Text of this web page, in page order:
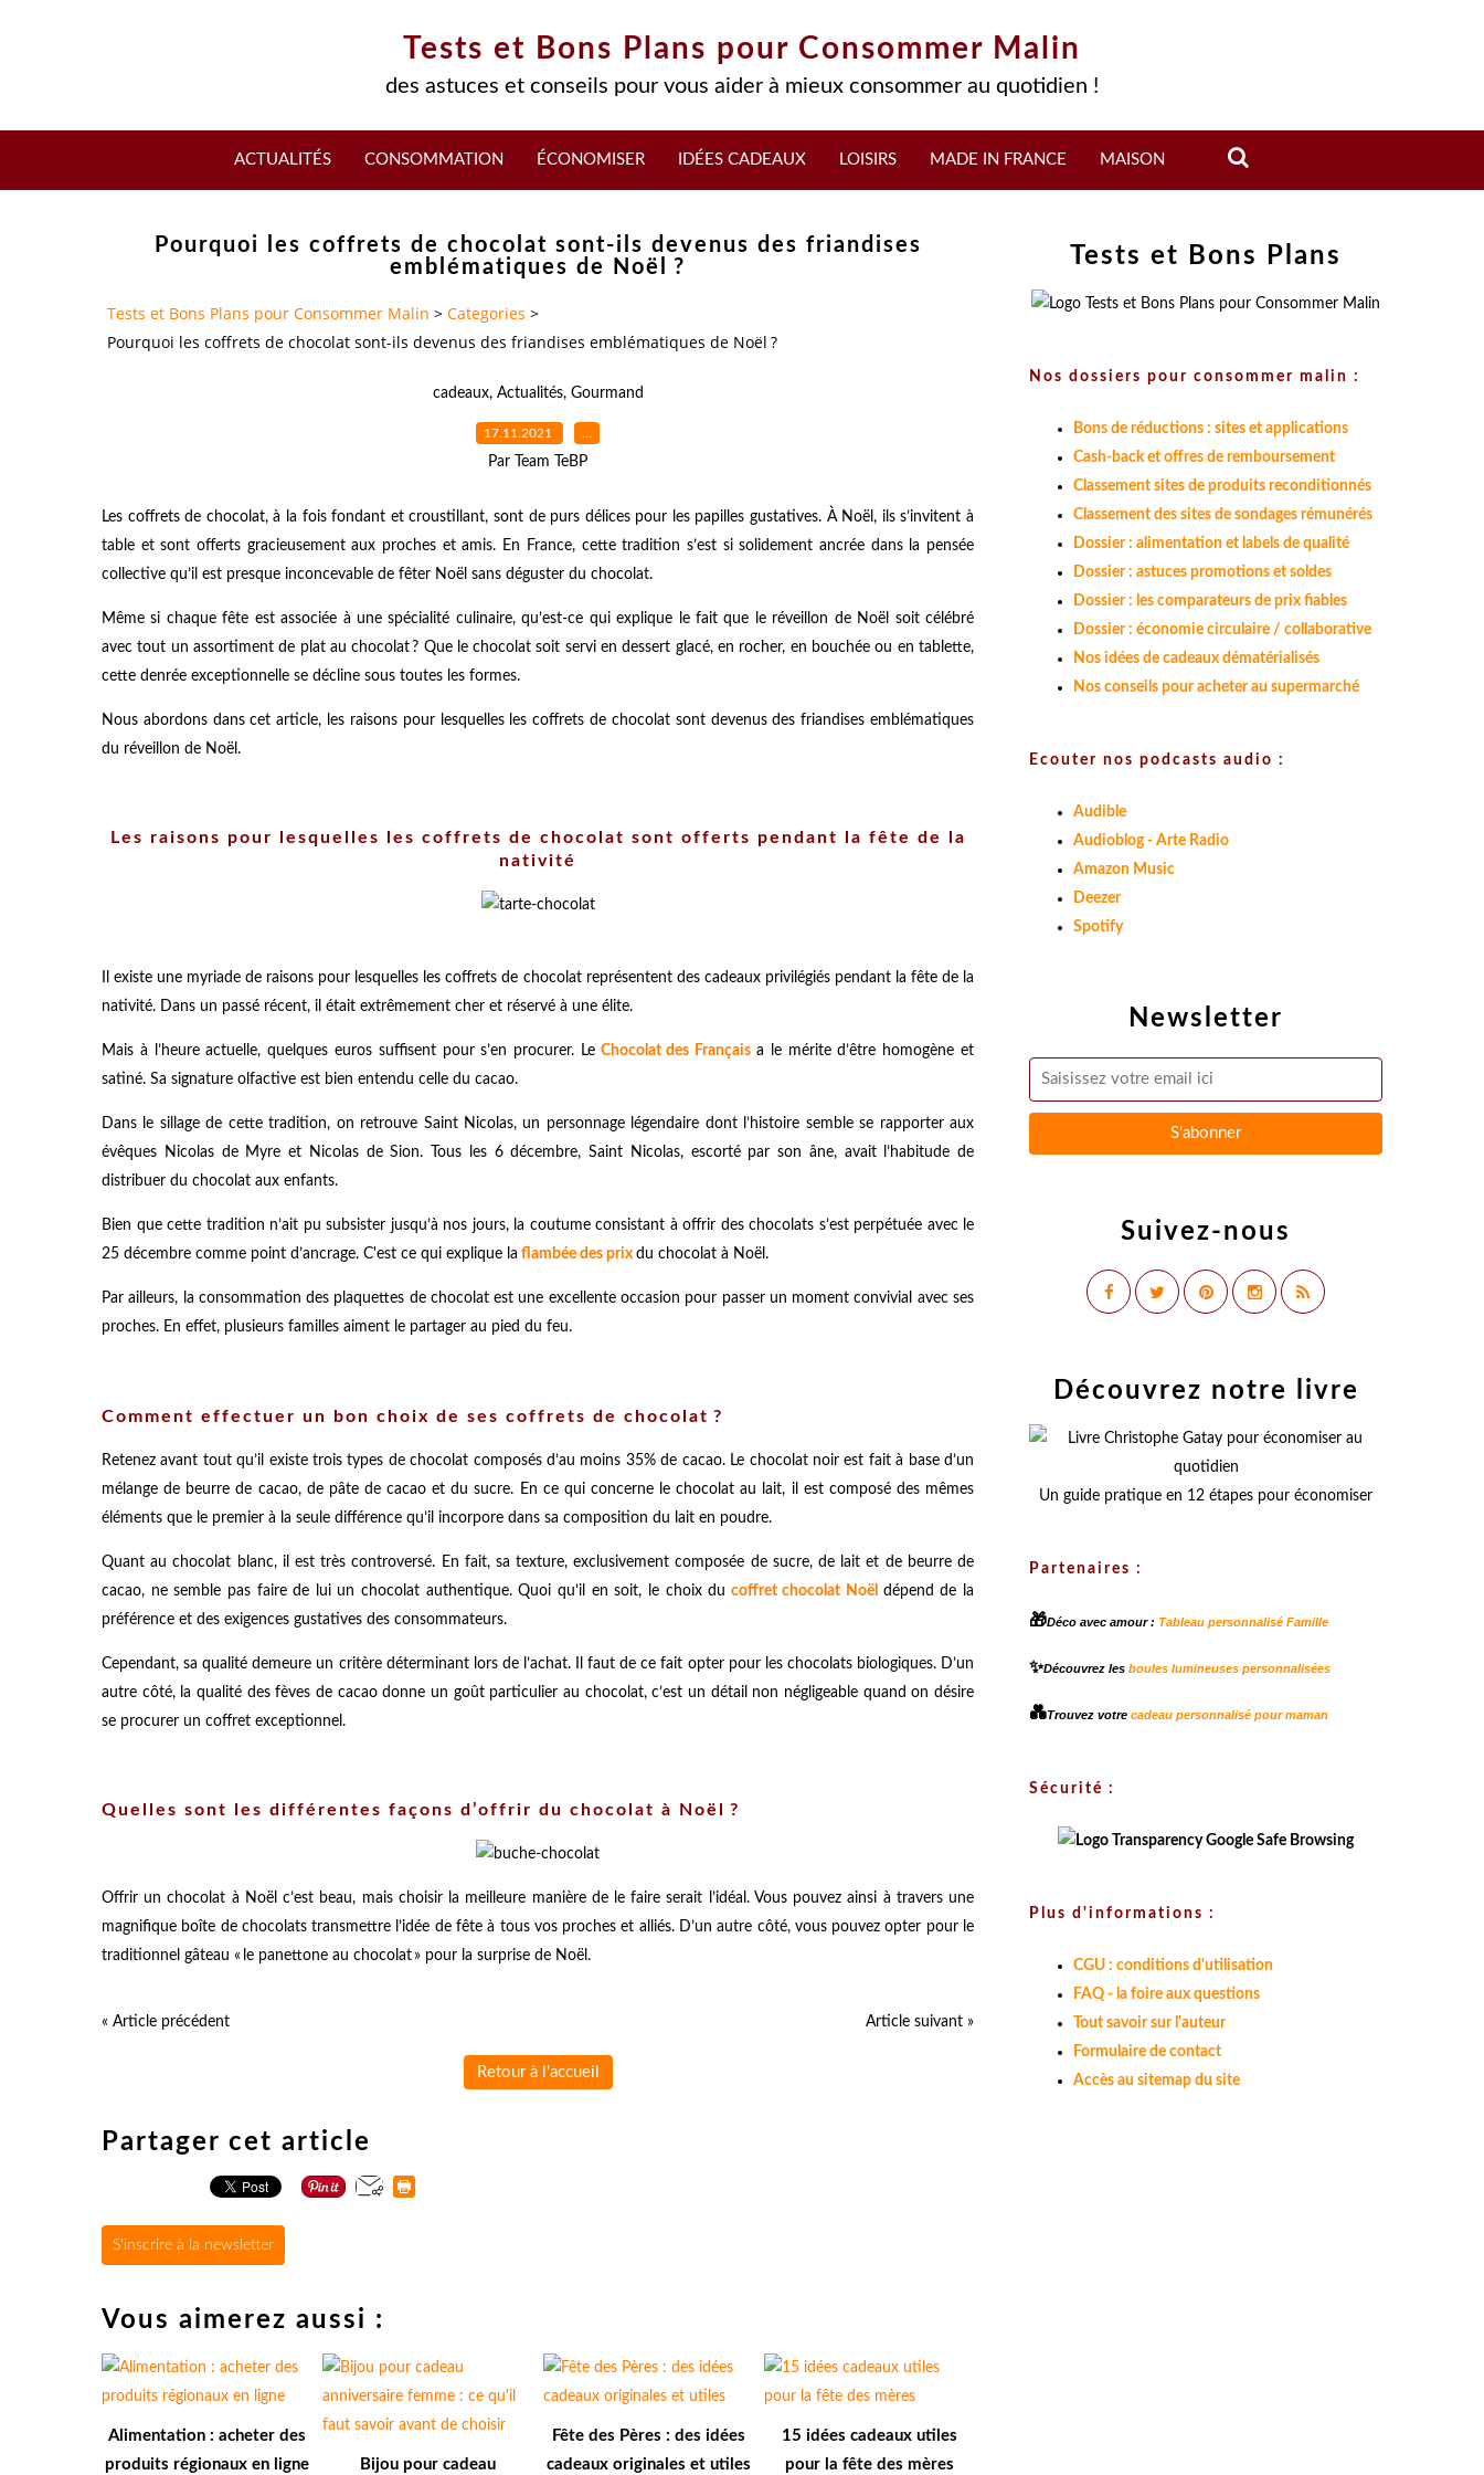
Tests et Bons Plans pour Consommer Malin
des astuces et conseils pour vous aider à mieux consommer au quotidien !
ACTUALITÉS CONSOMMATION ÉCONOMISER IDÉES CADEAUX LOISIRS MADE IN FRANCE MAISON
Pourquoi les coffrets de chocolat sont-ils devenus des friandises
emblématiques de Noël ?
Tests et Bons Plans pour Consommer Malin > Categories >
Pourquoi les coffrets de chocolat sont-ils devenus des friandises emblématiques de Noël ?
cadeaux, Actualités, Gourmand
17.11.2021 …
Par Team TeBP
Les coffrets de chocolat, à la fois fondant et croustillant, sont de purs délices pour les papilles gustatives. À Noël, ils s’invitent à
table et sont offerts gracieusement aux proches et amis. En France, cette tradition s’est si solidement ancrée dans la pensée
collective qu’il est presque inconcevable de fêter Noël sans déguster du chocolat.
Même si chaque fête est associée à une spécialité culinaire, qu’est-ce qui explique le fait que le réveillon de Noël soit célébré
avec tout un assortiment de plat au chocolat ? Que le chocolat soit servi en dessert glacé, en rocher, en bouchée ou en tablette,
cette denrée exceptionnelle se décline sous toutes les formes.
Nous abordons dans cet article, les raisons pour lesquelles les coffrets de chocolat sont devenus des friandises emblématiques
du réveillon de Noël.
Les raisons pour lesquelles les coffrets de chocolat sont offerts pendant la fête de la
nativité
Il existe une myriade de raisons pour lesquelles les coffrets de chocolat représentent des cadeaux privilégiés pendant la fête de la
nativité. Dans un passé récent, il était extrêmement cher et réservé à une élite.
Mais à l’heure actuelle, quelques euros suffisent pour s’en procurer. Le Chocolat des Français a le mérite d’être homogène et
satiné. Sa signature olfactive est bien entendu celle du cacao.
Dans le sillage de cette tradition, on retrouve Saint Nicolas, un personnage légendaire dont l’histoire semble se rapporter aux
évêques Nicolas de Myre et Nicolas de Sion. Tous les 6 décembre, Saint Nicolas, escorté par son âne, avait l’habitude de
distribuer du chocolat aux enfants.
Bien que cette tradition n’ait pu subsister jusqu’à nos jours, la coutume consistant à offrir des chocolats s’est perpétuée avec le
25 décembre comme point d’ancrage. C'est ce qui explique la flambée des prix du chocolat à Noël.
Par ailleurs, la consommation des plaquettes de chocolat est une excellente occasion pour passer un moment convivial avec ses
proches. En effet, plusieurs familles aiment le partager au pied du feu.
Comment effectuer un bon choix de ses coffrets de chocolat ?
Retenez avant tout qu’il existe trois types de chocolat composés d’au moins 35% de cacao. Le chocolat noir est fait à base d’un
mélange de beurre de cacao, de pâte de cacao et du sucre. En ce qui concerne le chocolat au lait, il est composé des mêmes
éléments que le premier à la seule différence qu’il incorpore dans sa composition du lait en poudre.
Quant au chocolat blanc, il est très controversé. En fait, sa texture, exclusivement composée de sucre, de lait et de beurre de
cacao, ne semble pas faire de lui un chocolat authentique. Quoi qu’il en soit, le choix du coffret chocolat Noël dépend de la
préférence et des exigences gustatives des consommateurs.
Cependant, sa qualité demeure un critère déterminant lors de l’achat. Il faut de ce fait opter pour les chocolats biologiques. D’un
autre côté, la qualité des fèves de cacao donne un goût particulier au chocolat, c’est un détail non négligeable quand on désire
se procurer un coffret exceptionnel.
Quelles sont les différentes façons d’offrir du chocolat à Noël ?
Offrir un chocolat à Noël c’est beau, mais choisir la meilleure manière de le faire serait l’idéal. Vous pouvez ainsi à travers une
magnifique boîte de chocolats transmettre l’idée de fête à tous vos proches et alliés. D’un autre côté, vous pouvez opter pour le
traditionnel gâteau « le panettone au chocolat » pour la surprise de Noël.
« Article précédent Article suivant »
Retour à l'accueil
Partager cet article
S'inscrire à la newsletter
Vous aimerez aussi :
Alimentation : acheter des
produits régionaux en ligne
Bijou pour cadeau
Fête des Pères : des idées
cadeaux originales et utiles
15 idées cadeaux utiles
pour la fête des mères
Newsletter
Suivez-nous
Tests et Bons Plans
Nos dossiers pour consommer malin :
Bons de réductions : sites et applications
Cash-back et offres de remboursement
Classement sites de produits reconditionnés
Classement des sites de sondages rémunérés
Dossier : alimentation et labels de qualité
Dossier : astuces promotions et soldes
Dossier : les comparateurs de prix fiables
Dossier : économie circulaire / collaborative
Nos idées de cadeaux dématérialisés
Nos conseils pour acheter au supermarché
Ecouter nos podcasts audio :
Audible
Audioblog - Arte Radio
Amazon Music
Deezer
Spotify
Découvrez notre livre
Un guide pratique en 12 étapes pour économiser
Partenaires :
🎁Déco avec amour : Tableau personnalisé Famille
✨Découvrez les boules lumineuses personnalisées
💑Trouvez votre cadeau personnalisé pour maman
Sécurité :
Plus d'informations :
CGU : conditions d'utilisation
FAQ - la foire aux questions
Tout savoir sur l'auteur
Formulaire de contact
Accès au sitemap du site